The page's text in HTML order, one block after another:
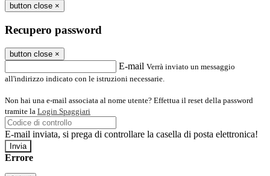
button close ×
Recupero password
button close ×
E-mail Verrà inviato un messaggio
all'indirizzo indicato con le istruzioni necessarie.
Non hai una e-mail associata al nome utente? Effettua il reset della password
tramite la Login Spaggiari
E-mail inviata, si prega di controllare la casella di posta elettronica!
Errore